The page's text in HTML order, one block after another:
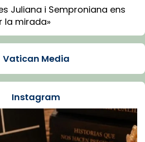
Juliana i Semproniana ens
la mirada»
bisbe de Tortosa, ha
Share
Vatican Media
Instagram